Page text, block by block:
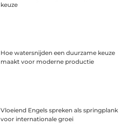
keuze
Hoe watersnijden een duurzame keuze
maakt voor moderne productie
Vloeiend Engels spreken als springplank
voor internationale groei